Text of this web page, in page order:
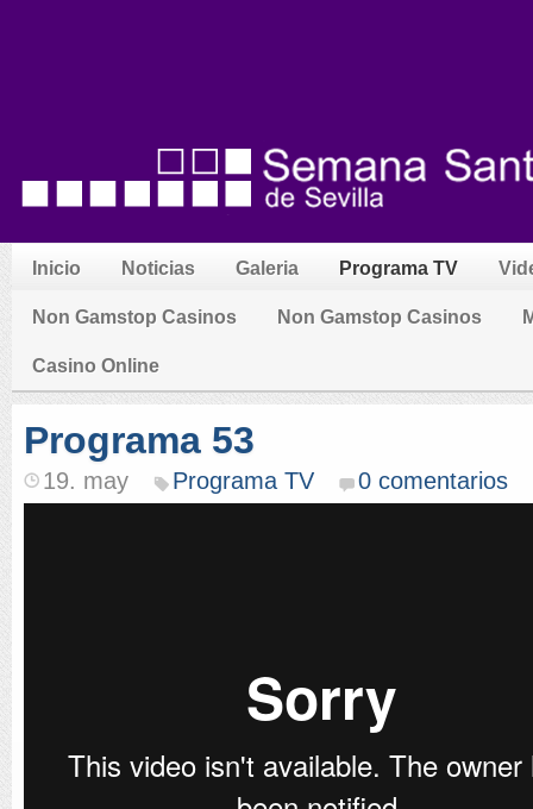
Inicio Noticias Galeria Programa TV
Non Gamstop Casinos Non Gamstop Casinos
Casino Online
Programa 53
19. may Programa TV 0 comentarios